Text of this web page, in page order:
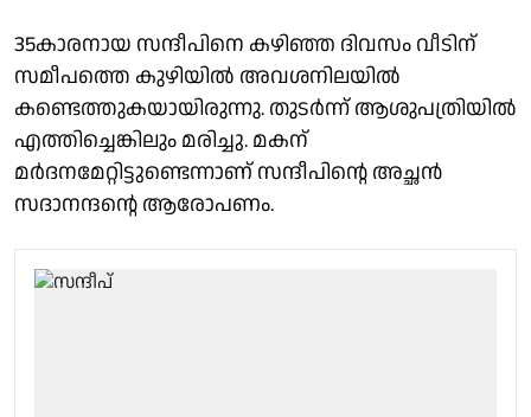
35കാരനായ സന്ദീപിനെ കഴിഞ്ഞ ദിവസം വീടിന്
സമീപത്തെ കുഴിയിൽ അവശനിലയിൽ
കണ്ടെത്തുകയായിരുന്നു. തുടർന്ന് ആശുപത്രിയിൽ
എത്തിച്ചെങ്കിലും മരിച്ചു. മകന്
മർദനമേറ്റിട്ടുണ്ടെന്നാണ് സന്ദീപിന്റെ അച്ഛൻ
സദാനന്ദന്റെ ആരോപണം.